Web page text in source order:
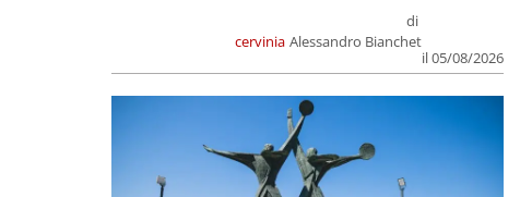
cervinia
di
Alessandro Bianchet
il 05/08/2026